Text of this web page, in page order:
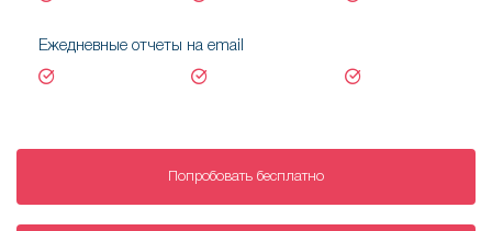
Ежедневные отчеты на email
Попробовать бесплатно